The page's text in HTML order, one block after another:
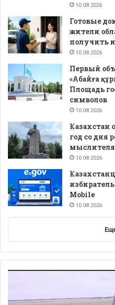
10.08.2026
Готовые
жители
получить
10.08.2026
Первый
«Абайға
Площадь
символов
10.08.2026
Казахстан
год со дня
мыслителя
10.08.2026
Mobile
10.08.2026